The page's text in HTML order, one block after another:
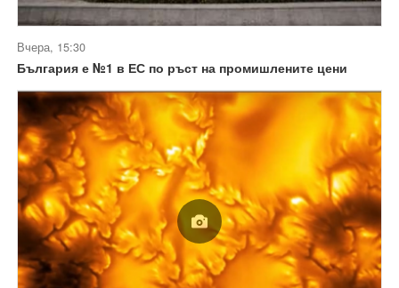
Вчера, 15:30
България е №1 в ЕС по ръст на промишлените цени